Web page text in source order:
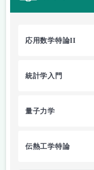
応用数学特論II
統計学入門
量子力学
伝熱工学特論